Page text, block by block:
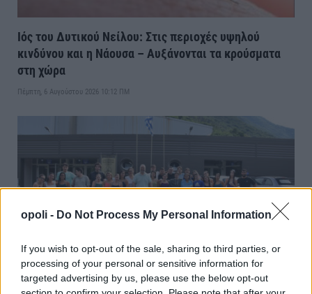
opoli - Do Not Process My Personal Information
If you wish to opt-out of the sale, sharing to third parties, or
processing of your personal or sensitive information for
targeted advertising by us, please use the below opt-out
Ιός του Δυτικού Νείλου: Στις περιοχές υψηλού
κινδύνου και η Νάουσα – Αυξάνονται τα κρούσματα
στη χώρα
Πέμπτη, 6 Αυγούστου 2026 10:12 ΠΜ